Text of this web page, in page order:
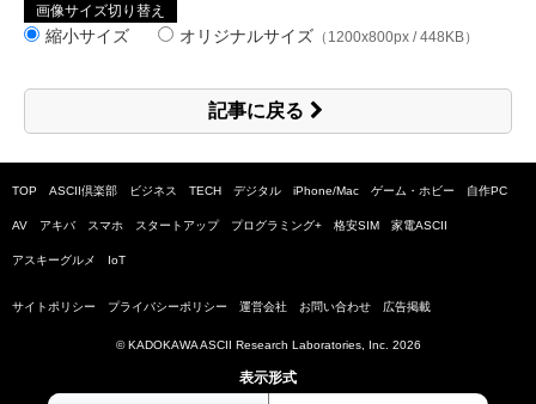
画像サイズ切り替え
縮小サイズ オリジナルサイズ （1200x800px / 448KB）
記事に戻る
TOP ASCII倶楽部 ビジネス TECH デジタル iPhone/Mac ゲーム・ホビー 自作PC
AV アキバ スマホ スタートアップ プログラミング+ 格安SIM 家電ASCII
アスキーグルメ IoT
サイトポリシー プライバシーポリシー 運営会社 お問い合わせ 広告掲載
© KADOKAWA ASCII Research Laboratories, Inc. 2026
表示形式